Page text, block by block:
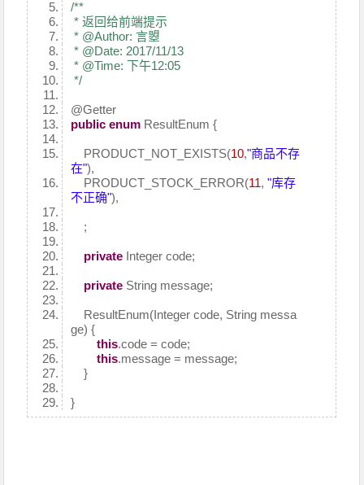
/**
* 返回给前端提示
* @Author: 言曌
* @Date: 2017/11/13
* @Time: 下午12:05
*/
@Getter
public enum ResultEnum {
PRODUCT_NOT_EXISTS(10,"商品不存
在"),
PRODUCT_STOCK_ERROR(11,"库存
不正确"),
;
private Integer code;
private String message;
ResultEnum(Integer code, String messa
ge) {
this.code = code;
this.message = message;
}
}